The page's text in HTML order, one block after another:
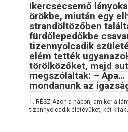
Ikercsecsemő
örökbe, miután egy
strandöltözőben
fürdőlepedőkbe
tizennyolcadik
elém tették
törölközőket, majd
megszólaltak: – Apa…
mondanunk az
1. RÉSZ Azon a napon, amikor a
tizennyolcadik életévüket, két